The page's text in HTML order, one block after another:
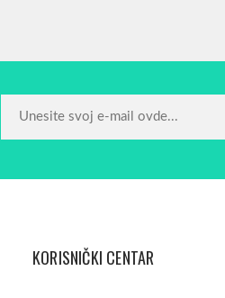
KORISNIČKI CENTAR